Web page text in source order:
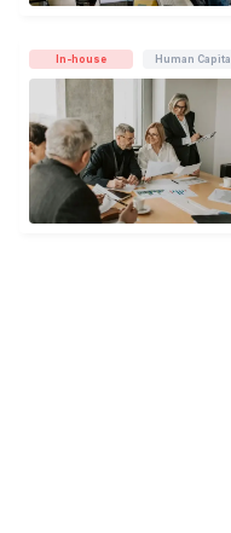
In-house Human Capital